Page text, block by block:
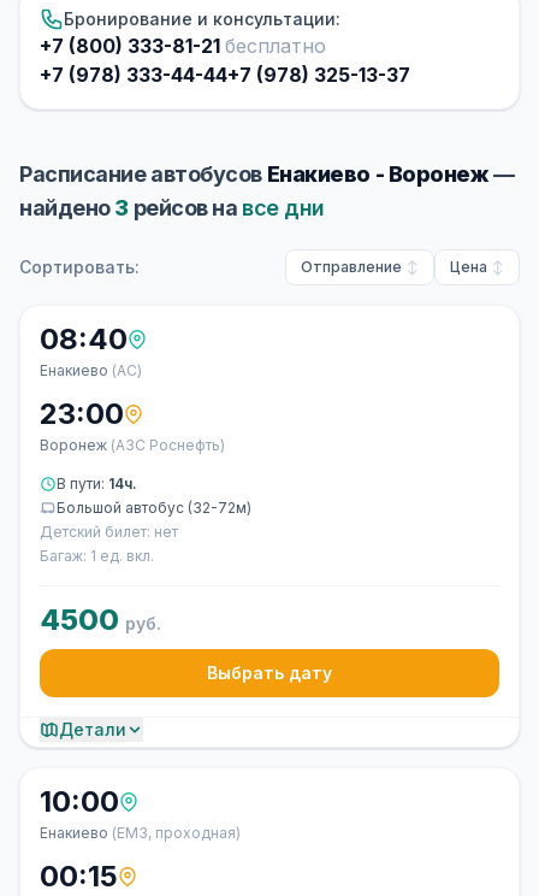
Бронирование и консультации:
+7 (800) 333-81-21 бесплатно
+7 (978) 333-44-44+7 (978) 325-13-37
Расписание автобусов Енакиево - Воронеж—
найдено3 рейсов на все дни
Сортировать: Отправление Цена
08:40
Енакиево (АС)
23:00
Воронеж (АЗС Роснефть)
В пути: 14ч.
Большой автобус (32-72м)
Детский билет: нет
Багаж: 1 ед. вкл.
4500 руб.
Выбрать дату
Детали
10:00
Енакиево (ЕМЗ, проходная)
00:15